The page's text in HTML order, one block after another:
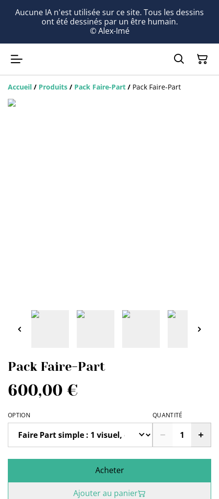
Aucune IA n'est utilisée sur ce site. Tous les dessins
ont été dessinés par un être humain.
© Alex-Imé
Accueil / Produits / Pack Faire-Part / Pack Faire-Part
Pack Faire-Part
600,00 €
OPTION QUANTITÉ
Acheter
Ajouter au panier